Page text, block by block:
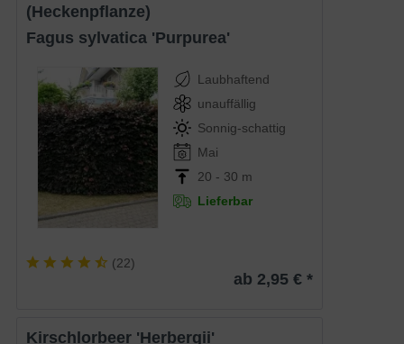
(Heckenpflanze)
Fagus sylvatica 'Purpurea'
Laubhaftend
unauffällig
Sonnig-schattig
Mai
20 - 30 m
Lieferbar
(22)
ab 2,95 € *
Kirschlorbeer 'Herbergii'